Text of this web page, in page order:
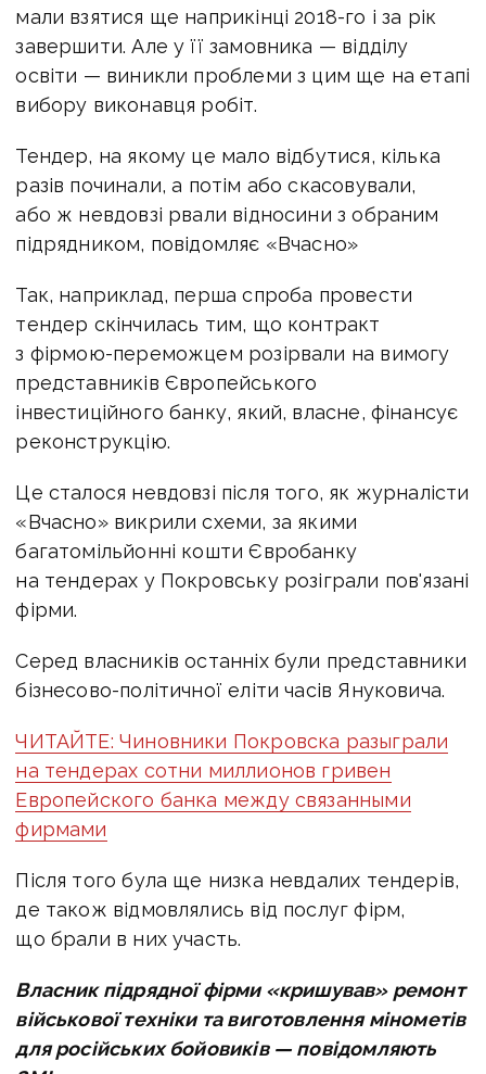
мали взятися ще наприкінці 2018-го і за рік
завершити. Але у її замовника — відділу
освіти — виникли проблеми з цим ще на етапі
вибору виконавця робіт.
Тендер, на якому це мало відбутися, кілька
разів починали, а потім або скасовували,
або ж невдовзі рвали відносини з обраним
підрядником, повідомляє «Вчасно»
Так, наприклад, перша спроба провести
тендер скінчилась тим, що контракт
з фірмою-переможцем розірвали на вимогу
представників Європейського
інвестиційного банку, який, власне, фінансує
реконструкцію.
Це сталося невдовзі після того, як журналісти
«Вчасно» викрили схеми, за якими
багатомільйонні кошти Євробанку
на тендерах у Покровську розіграли пов'язані
фірми.
Серед власників останніх були представники
бізнесово-політичної еліти часів Януковича.
ЧИТАЙТЕ: Чиновники Покровска разыграли
на тендерах сотни миллионов гривен
Европейского банка между связанными
фирмами
Після того була ще низка невдалих тендерів,
де також відмовлялись від послуг фірм,
що брали в них участь.
Власник підрядної фірми «кришував» ремонт
військової техніки та виготовлення мінометів
для російських бойовиків — повідомляють